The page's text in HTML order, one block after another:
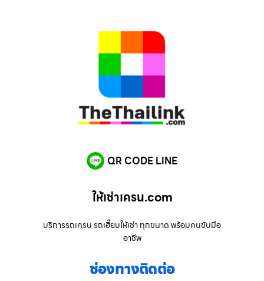
QR CODE LINE
ให้เช่าเครน.com
บริการรถเครน รถเฮี๊ยบให้เช่า ทุกขนาด พร้อมคนขับมือ
อาชีพ
ช่องทางติดต่อ